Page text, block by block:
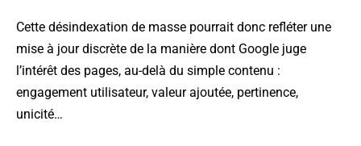
Cette désindexation de masse pourrait donc refléter une
mise à jour discrète de la manière dont Google juge
l’intérêt des pages, au-delà du simple contenu :
engagement utilisateur, valeur ajoutée, pertinence,
unicité…